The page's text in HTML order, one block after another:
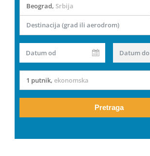
Beograd, Srbija
Destinacija (grad ili aerodrom)
Datum od Datum do
1 putnik, ekonomska
Pretraga